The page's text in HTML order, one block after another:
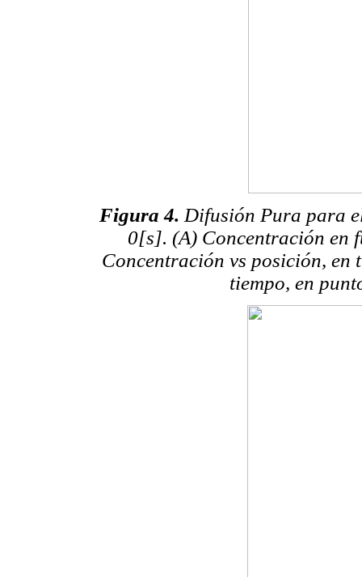
Figura 4. Difusión Pura para
0[s]. (A) Concentración en
Concentración vs posición, en
tiempo, en